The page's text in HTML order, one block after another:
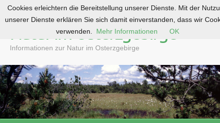
o
c
o
n
Natur im Osterzgebirge
Informationen zur Natur im Osterzgebirge
Cookies erleichtern die Bereitstellung unserer Dienste. Mit der
unserer Dienste erklären Sie sich damit einverstanden, dass wir
verwenden.
Mehr Informationen OK